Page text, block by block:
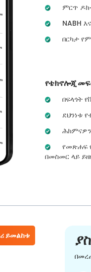
ምርጥ
NABH
በርካታ
የቴክኖሎጂ
በፍላጎት
ደህንነቱ
የመጽሐፍ
በመስመር ላይ
ይመልከቱ